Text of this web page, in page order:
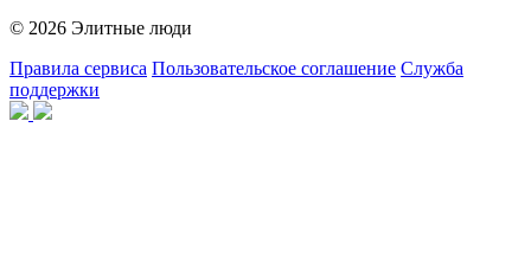
© 2026 Элитные люди
Правила сервиса Пользовательское соглашение Служба
поддержки